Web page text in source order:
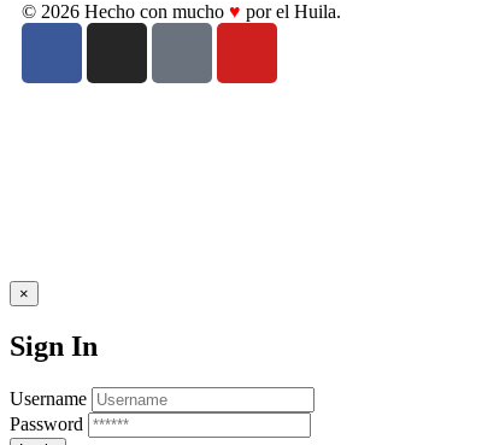
© 2026 Hecho con mucho ♥ por el Huila.
×
Sign In
Username
Password